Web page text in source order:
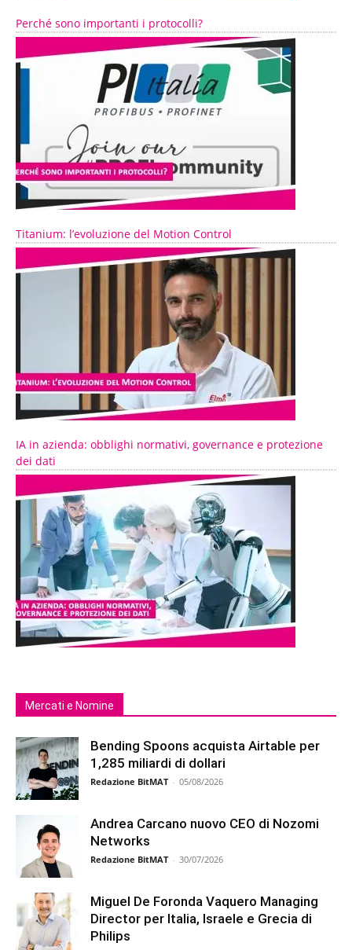
Perché sono importanti i protocolli?
Titanium: l’evoluzione del Motion Control
IA in azienda: obblighi normativi, governance e protezione
dei dati
Mercati e Nomine
Bending Spoons acquista Airtable per
1,285 miliardi di dollari
Redazione BitMAT - 05/08/2026
Andrea Carcano nuovo CEO di Nozomi
Networks
Redazione BitMAT - 30/07/2026
Miguel De Foronda Vaquero Managing
Director per Italia, Israele e Grecia di
Philips